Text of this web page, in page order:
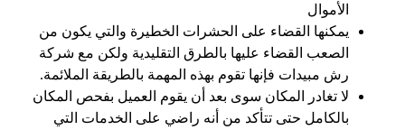
الأموال
يمكنها القضاء على الحشرات الخطيرة والتي يكون من
الصعب القضاء عليها بالطرق التقليدية ولكن مع شركة
رش مبيدات فإنها تقوم بهذه المهمة بالطريقة الملائمة.
لا تغادر المكان سوى بعد أن يقوم العميل بفحص المكان
بالكامل حتى تتأكد من أنه راضي على الخدمات التي